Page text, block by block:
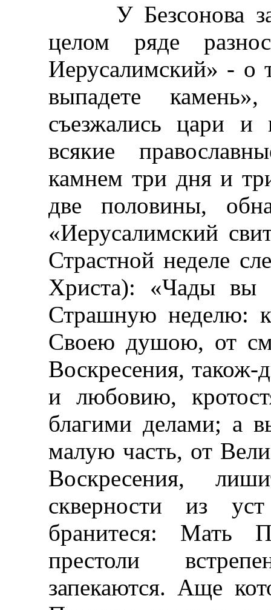
У Безсонова
целом ряде
Иерусалимский» - о
выпадете
съезжались цари и
всякие
камнем три дня и
две половины,
«Иерусалимский
Страстной неделе
Христа): «Чады
Страшную неделю:
Своею душою, от
Воскресения,
и любовию,
благими делами; а
малую часть, от
Воскресения,
скверности из
бранитеся: Мать
престоли
запекаются. Аще